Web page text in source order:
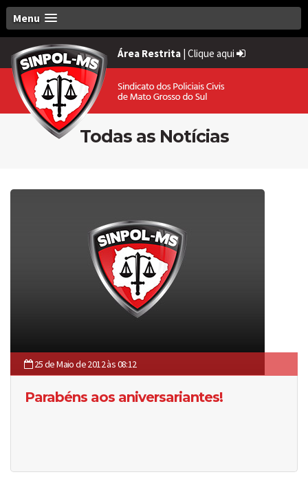
Menu
Área Restrita | Clique aqui
Todas as Notícias
25 de Maio de 2012 às 08:12
Parabéns aos aniversariantes!